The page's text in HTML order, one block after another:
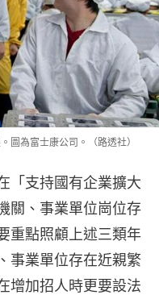
圖為富士康公司。（路透社）
「支持國有企業擴大
關、事業單位崗位存
重點照顧上述三類年
事業單位存在近親繁
增加招人時更要設法